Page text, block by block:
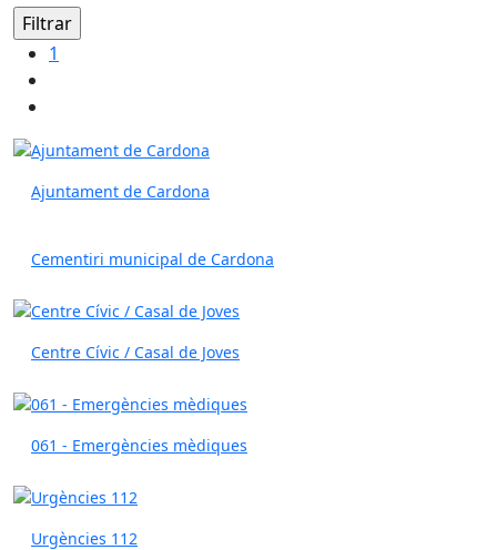
1
Ajuntament de Cardona
Cementiri municipal de Cardona
Centre Cívic / Casal de Joves
061 - Emergències mèdiques
Urgències 112